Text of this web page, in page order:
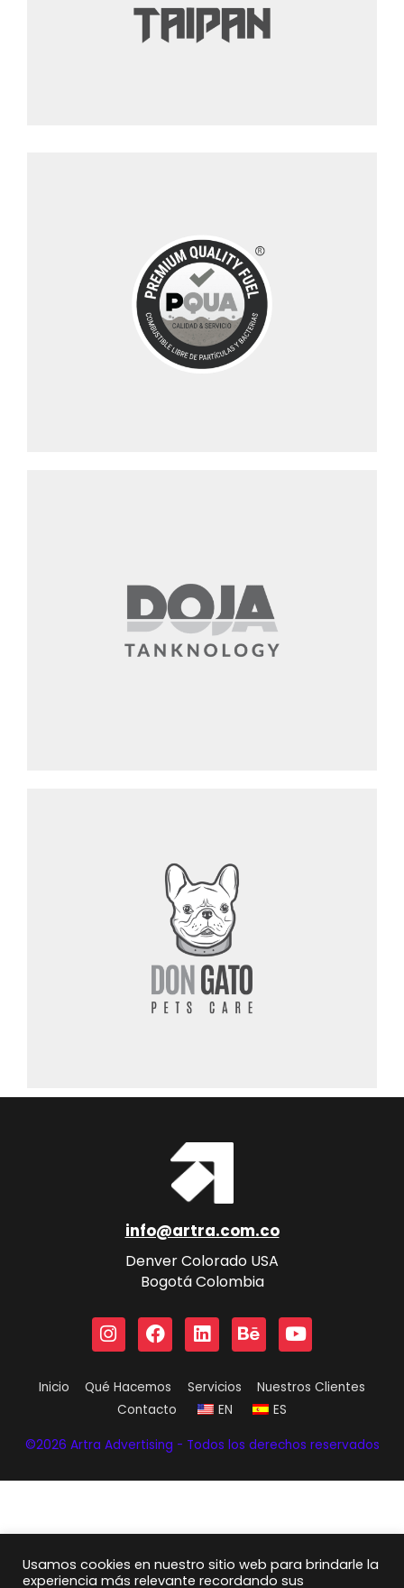
info@artra.com.co
Denver Colorado USA
Bogotá Colombia
I
n
s
a
g
a
F
a
c
b
o
k
L
i
n
e
d
n
B
e
h
n
c
Y
o
u
u
Inicio Qué Hacemos Servicios
Nuestros Clientes
Contacto
EN ES
©2026 Artra Advertising - Todos los derechos reservados
Usamos cookies en nuestro sitio web para brindarle la
experiencia más relevante recordando sus